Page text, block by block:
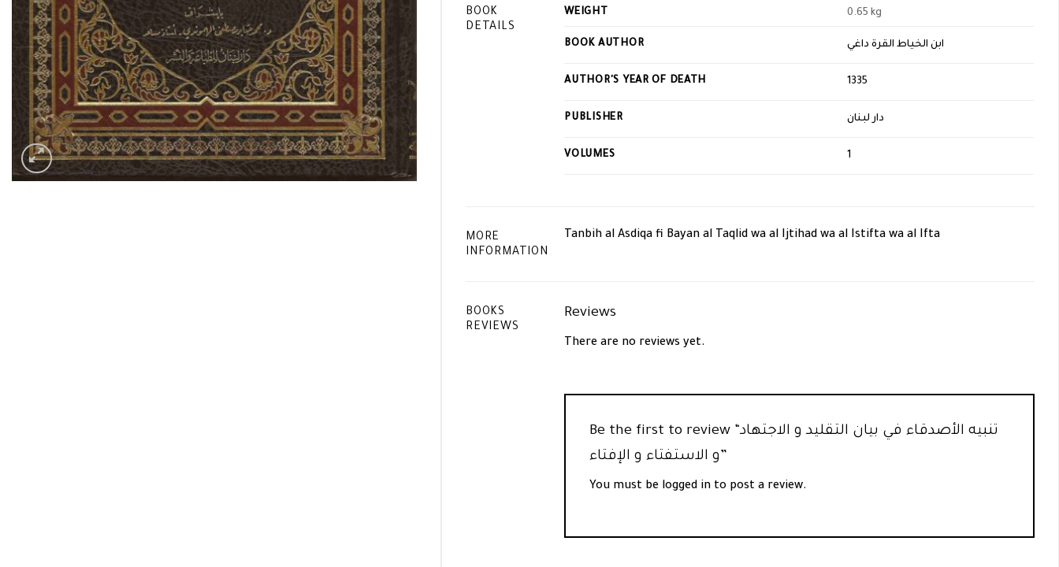
waitlist
for
BOOK
DETAILS
WEIGHT 0.65 kg
BOOK AUTHOR ابن الخياط القرة داغي
AUTHOR'S YEAR OF DEATH 1335
PUBLISHER دار لبنان
VOLUMES 1
MORE
INFORMATION
Tanbih al Asdiqa fi Bayan al Taqlid wa al Ijtihad wa al Istifta wa al Ifta
BOOKS
REVIEWS
Reviews
There are no reviews yet.
Be the first to review “تنبيه الأصدقاء في بيان التقليد و الاجتهاد
و الاستفتاء و الإفتاء”
You must be logged in to post a review.